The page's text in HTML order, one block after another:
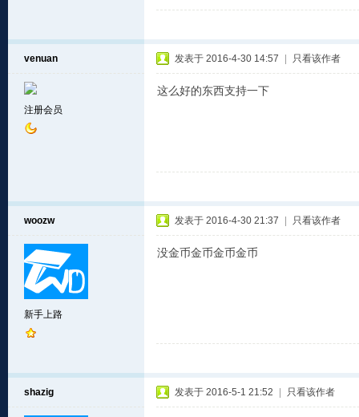
venuan
注册会员
发表于 2016-4-30 14:57 只看该作者
这么好的东西支持一下
woozw
新手上路
发表于 2016-4-30 21:37 只看该作者
没金币金币金币金币
shazig 发表于 2016-5-1 21:52 只看该作者